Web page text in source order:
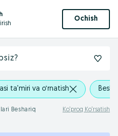
Ochish
ta’miri va o‘rnatish
Beshariq Ko‘proq Ko‘rsatish